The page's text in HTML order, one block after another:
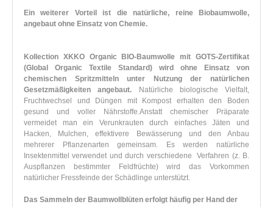
Ein weiterer Vorteil ist die natürliche, reine Biobaumwolle,
angebaut ohne Einsatz von Chemie.
Kollection XKKO Organic BIO-Baumwolle mit GOTS-Zertifikat
(Global Organic Textile Standard) wird ohne Einsatz von
chemischen Spritzmitteln unter Nutzung der natürlichen
Gesetzmäßigkeiten angebaut. Natürliche biologische Vielfalt,
Fruchtwechsel und Düngen mit Kompost erhalten den Boden
gesund und voller Nährstoffe.Anstatt chemischer Präparate
vermeidet man ein Verunkrauten durch einfaches Jäten und
Hacken, Mulchen, effektivere Bewässerung und den Anbau
mehrerer Pflanzenarten gemeinsam.
Es werden natürliche
Insektenmittel verwendet und durch verschiedene Verfahren (z. B.
Auspflanzen bestimmter Feldfrüchte) wird das Vorkommen
natürlicher Fressfeinde der Schädlinge unterstützt.
Das Sammeln der Baumwollblüten erfolgt häufig per Hand der